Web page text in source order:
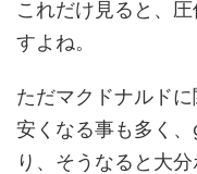
これだけ見ると、
すよね。
ただマクドナルド
安くなる事も多く
り、そうなると大